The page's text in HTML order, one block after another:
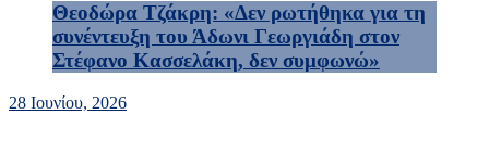
Θεοδώρα Τζάκρη: «Δεν ρωτήθηκα για τη
συνέντευξη του Άδωνι Γεωργιάδη στον
Στέφανο Κασσελάκη, δεν συμφωνώ»
28 Ιουνίου, 2026